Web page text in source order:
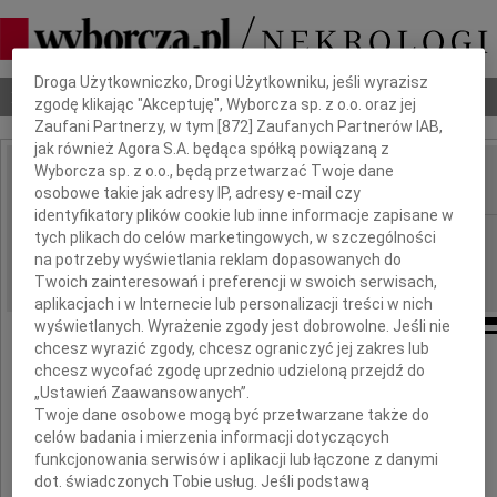
Nekrologi Odeszli Poradnik pogrzebowy
IMIĘ I NAZWISKO:
REGION: Kraków
DATA EMISJI: 03.02.2011
Panu
Markowi Przybyłowiczowi
wyrazy głębokiego współczucia
Dbamy o Twoją prywatność
Droga Użytkowniczko, Drogi Użytkowniku, jeśli wyrazisz
zgodę klikając "Akceptuję", Wyborcza sp. z o.o. oraz jej
Zaufani Partnerzy, w tym [872 ] Zaufanych Partnerów IAB,
jak również Agora S.A. będąca spółką powiązaną z
Wyborcza sp. z o.o., będą przetwarzać Twoje dane
osobowe takie jak adresy IP, adresy e-mail czy
identyfikatory plików cookie lub inne informacje zapisane w
tych plikach do celów marketingowych, w szczególności
na potrzeby wyświetlania reklam dopasowanych do
Twoich zainteresowań i preferencji w swoich serwisach,
aplikacjach i w Internecie lub personalizacji treści w nich
wyświetlanych. Wyrażenie zgody jest dobrowolne. Jeśli nie
chcesz wyrazić zgody, chcesz ograniczyć jej zakres lub
chcesz wycofać zgodę uprzednio udzieloną przejdź do
„Ustawień Zaawansowanych”.
Twoje dane osobowe mogą być przetwarzane także do
celów badania i mierzenia informacji dotyczących
funkcjonowania serwisów i aplikacji lub łączone z danymi
dot. świadczonych Tobie usług. Jeśli podstawą